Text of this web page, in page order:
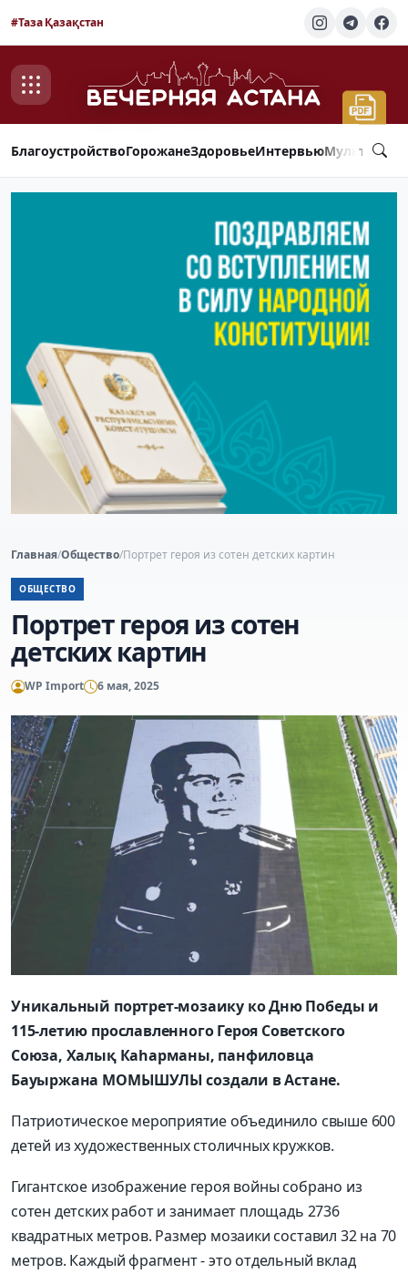
#Таза Қазақстан
БлагоустройствоГорожанеЗдоровьеИнтервью
Главная/Общество/Портрет героя из сотен детских картин
ОБЩЕСТВО
Портрет героя из сотен
детских картин
WP Import 6 мая, 2025
Уникальный портрет-мозаику ко Дню Победы и
115-летию прославленного Героя Советского
Союза, Халық Каһарманы, панфиловца
Бауыржана МОМЫШУЛЫ создали в Астане.
Патриотическое мероприятие объединило свыше 600
детей из художественных столичных кружков.
Гигантское изображение героя войны собрано из
сотен детских работ и занимает площадь 2736
квадратных метров. Размер мозаики составил 32 на 70
метров. Каждый фрагмент - это отдельный вклад